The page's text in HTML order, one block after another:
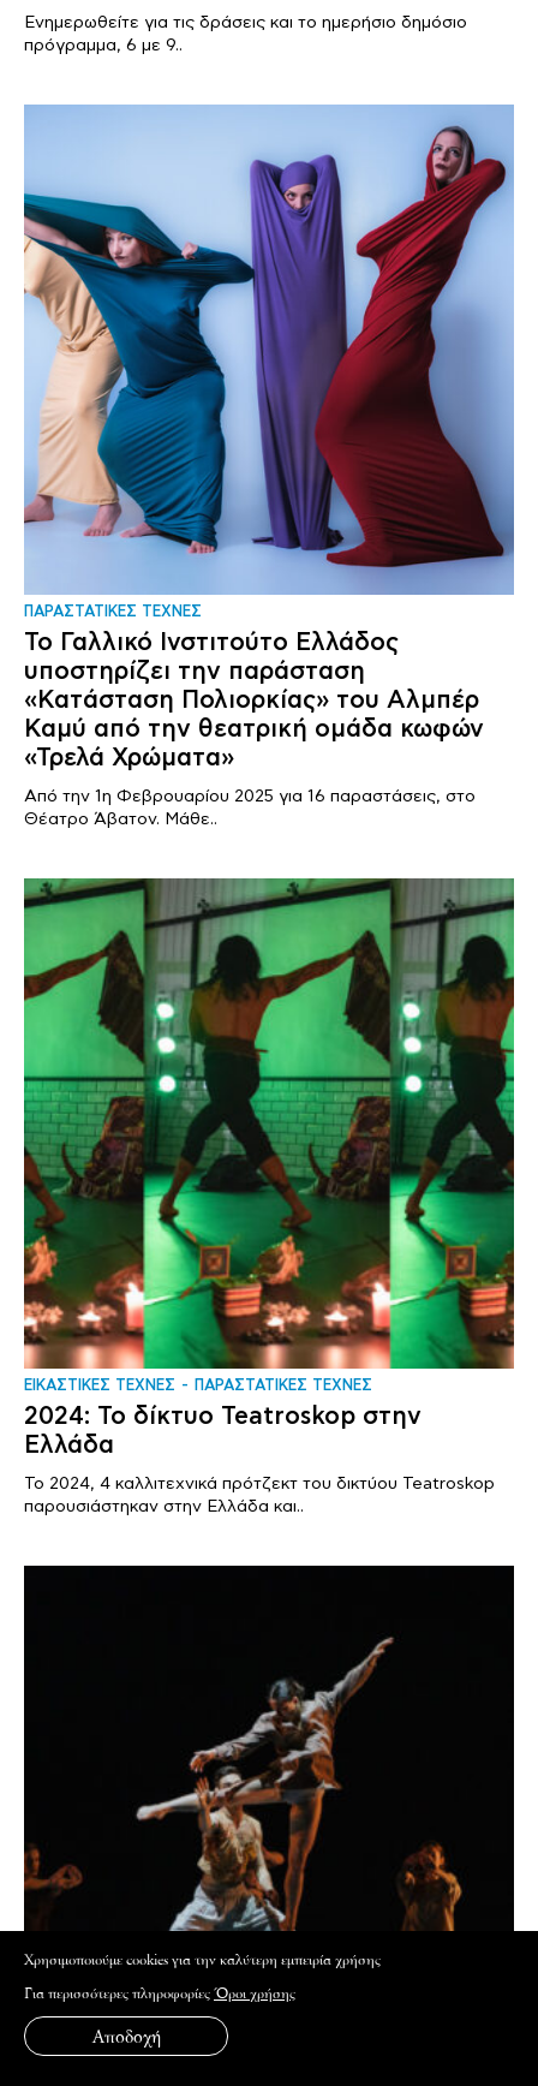
Ενημερωθείτε για τις δράσεις και το ημερήσιο δημόσιο
πρόγραμμα, 6 με 9..
ΠΑΡΑΣΤΑΤΙΚΕΣ ΤΕΧΝΕΣ
Το Γαλλικό Ινστιτούτο Ελλάδος
υποστηρίζει την παράσταση
«Κατάσταση Πολιορκίας» του Αλμπέρ
Καμύ από την θεατρική ομάδα κωφών
«Τρελά Χρώματα»
Από την 1η Φεβρουαρίου 2025 για 16 παραστάσεις, στο
Θέατρο Άβατον. Μάθε..
ΕΙΚΑΣΤΙΚΕΣ ΤΕΧΝΕΣ ΠΑΡΑΣΤΑΤΙΚΕΣ ΤΕΧΝΕΣ
2024: To δίκτυο Teatroskop στην
Ελλάδα
Το 2024, 4 καλλιτεχνικά πρότζεκτ του δικτύου Teatroskop
παρουσιάστηκαν στην Ελλάδα και..
Xρησιμοποιούμε cookies για την καλύτερη εμπειρία χρήσης
Για περισσότερες πληροφορίεςΌροι χρήσης
Αποδοχή